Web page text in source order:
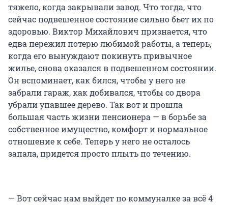
тяжело, когда закрывали завод. Что тогда, что
сейчас подвешенное состояние сильно бьет их по
здоровью. Виктор Михайлович признается, что
едва пережил потерю любимой работы, а теперь,
когда его вынуждают покинуть привычное
жилье, снова оказался в подвешенном состоянии.
Он вспоминает, как бился, чтобы у него не
забрали гараж, как добивался, чтобы со двора
убрали упавшее дерево. Так вот и прошла
большая часть жизни пенсионера — в борьбе за
собственное имущество, комфорт и нормальное
отношение к себе. Теперь у него не осталось
запала, придется просто плыть по течению.
— Вот сейчас нам выйдет по коммуналке за всё 4